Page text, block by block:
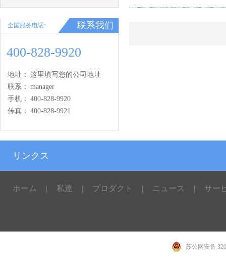
全国服务电话: 联系我们
400-828-9920
地址： 这里填写您的公司地址
联系： manager
手机： 400-828-9920
传真： 400-828-9921
リンクス
ホーム | 私達 | プロダクト | ニュース | サー
苏公网安备